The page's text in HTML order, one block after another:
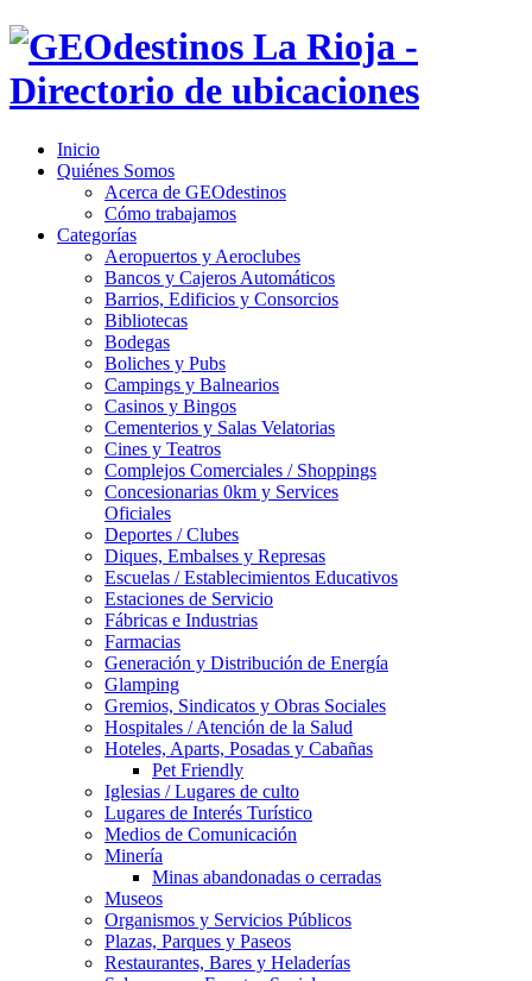
Inicio
Quiénes Somos
Acerca de GEOdestinos
Cómo trabajamos
Categorías
Aeropuertos y Aeroclubes
Bancos y Cajeros Automáticos
Barrios, Edificios y Consorcios
Bibliotecas
Bodegas
Boliches y Pubs
Campings y Balnearios
Casinos y Bingos
Cementerios y Salas Velatorias
Cines y Teatros
Complejos Comerciales / Shoppings
Concesionarias 0km y Services
Oficiales
Deportes / Clubes
Diques, Embalses y Represas
Escuelas / Establecimientos Educativos
Estaciones de Servicio
Fábricas e Industrias
Farmacias
Generación y Distribución de Energía
Glamping
Gremios, Sindicatos y Obras Sociales
Hospitales / Atención de la Salud
Hoteles, Aparts, Posadas y Cabañas
Pet Friendly
Iglesias / Lugares de culto
Lugares de Interés Turístico
Medios de Comunicación
Minería
Minas abandonadas o cerradas
Museos
Organismos y Servicios Públicos
Plazas, Parques y Paseos
Restaurantes, Bares y Heladerías